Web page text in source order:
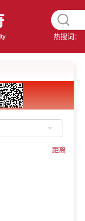
热搜词：
距离